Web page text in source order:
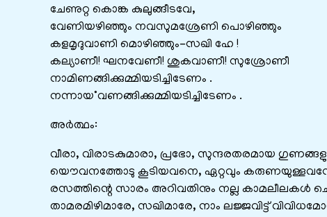
ചേണുറ്റ കൊങ്ക കുലുങ്ങീടവേ,
വേണിയഴിഞ്ഞും നവസുമശ്രേണി പൊഴിഞ്ഞും
കളമൃദുവാണി മൊഴിഞ്ഞും-സഖി ഹേ !
കല്യാണീ! ഘനവേണീ! ശുകവാണീ! സുശ്രോണീ
നാമിണങ്ങിക്കുമ്മിയടിച്ചിടേണം .
നന്നായ°വണങ്ങിക്കുമ്മിയടിച്ചിടേണം .
അർത്ഥം:
വീരാ, വിരാടകുമാരാ, പ്രഭോ, സുന്ദരതരമായ
യൌവനത്തോടു കൂടിയവനെ, ഏറ്റവും കരുണയുള്ളവനേ,
രസത്തിന്റെ സാരം അറിവതിനും നല്ല കാമലീലകള്‍
താമരമിഴിമാരേ, സഖിമാരേ, നാം ലജ്ജവിട്ട്